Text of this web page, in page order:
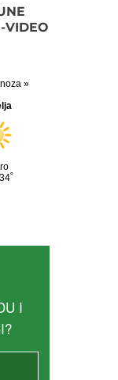
VIDEO
I